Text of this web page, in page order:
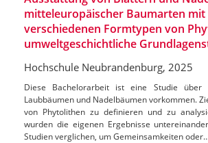
mitteleuropäischer Baumarten mit
verschiedenen Formtypen von
umweltgeschichtliche
Hochschule Neubrandenburg, 2025
Diese Bachelorarbeit ist eine Studie über
Laubbäumen und Nadelbäumen vorkommen.
von Phytolithen zu definieren und zu
wurden die eigenen Ergebnisse
Studien verglichen, um Gemeinsamkeiten